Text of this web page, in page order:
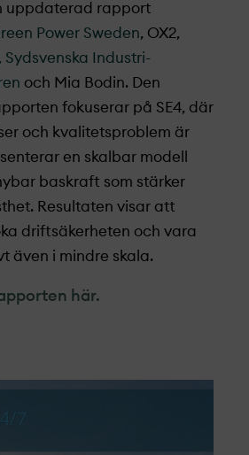
uppdaterad rapport
Power Sweden, OX2,
Sydsvenska Industri-
och Mia Bodin. Den
fokuserar på SE4, där
och kvalitetsproblem är
en skalbar modell
baskraft som stärker
Resultaten visar att
driftsäkerheten och vara
även i mindre skala.
här.